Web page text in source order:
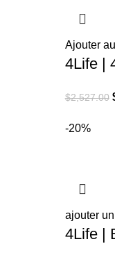
Ajouter
4Life |
$2,527.00
-20%
ajouter
4Life |